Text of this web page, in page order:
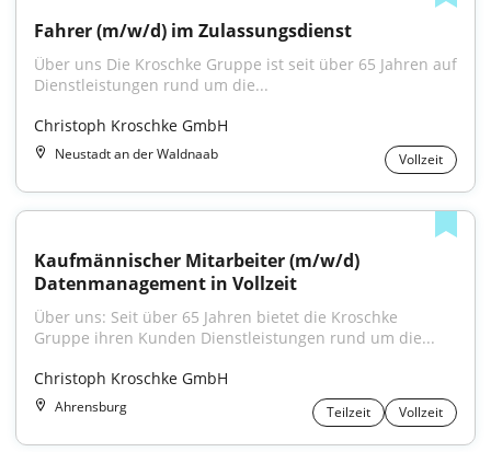
Fahrer (m/w/d) im Zulassungsdienst
Über uns Die Kroschke Gruppe ist seit über 65 Jahren auf
Dienstleistungen rund um die...
Christoph Kroschke GmbH
Neustadt an der Waldnaab Vollzeit
Kaufmännischer Mitarbeiter (m/w/d)
Datenmanagement in Vollzeit
Über uns: Seit über 65 Jahren bietet die Kroschke
Gruppe ihren Kunden Dienstleistungen rund um die...
Christoph Kroschke GmbH
Ahrensburg Teilzeit Vollzeit